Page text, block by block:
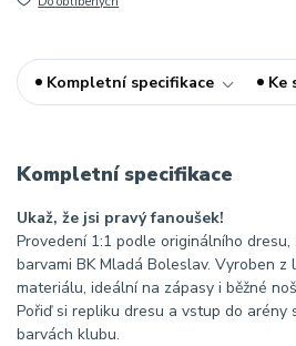
Kompletní specifikace Ke
Kompletní specifikace
Ukaž, že jsi pravý fanoušek!
Provedení 1:1 podle originálního
barvami BK Mladá Boleslav. Vyroben z
materiálu, ideální na zápasy i běžné
Pořiď si repliku dresu a vstup do arény
barvách klubu.